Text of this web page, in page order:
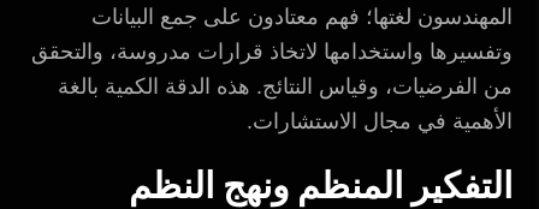
المهندسون لغتها؛ فهم معتادون على جمع البيانات
وتفسيرها واستخدامها لاتخاذ قرارات مدروسة، والتحقق
من الفرضيات، وقياس النتائج. هذه الدقة الكمية بالغة
الأهمية في مجال الاستشارات.
التفكير المنظم ونهج النظم